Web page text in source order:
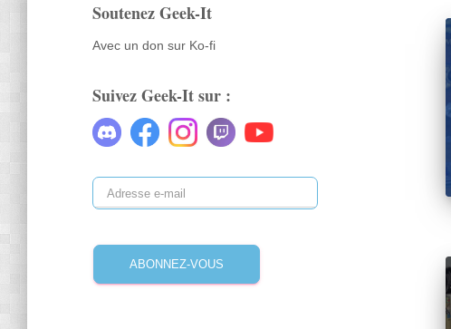
Soutenez Geek-It
Avec un don sur Ko-fi
Suivez Geek-It sur :
ABONNEZ-VOUS